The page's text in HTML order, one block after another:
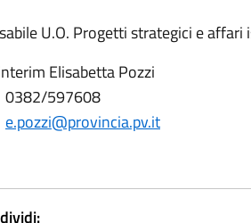
U.O. Progetti strategici e affari
Elisabetta Pozzi
0382/597608
e.pozzi@provincia.pv.it